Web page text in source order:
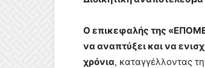
Ο επικεφαλής της
να αναπτύξει και να
χρόνια, καταγγέλλοντας